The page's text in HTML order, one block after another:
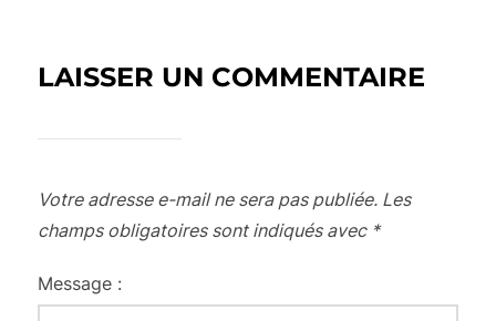
LAISSER UN COMMENTAIRE
Votre adresse e-mail ne sera pas publiée. Les
champs obligatoires sont indiqués avec *
Message :